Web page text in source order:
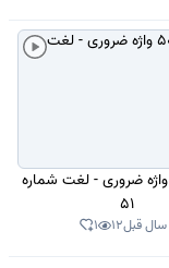
کتاب 504 واژه ضروری - لغت شماره
51
12
1